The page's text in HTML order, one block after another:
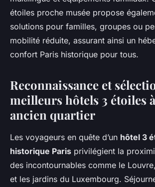
étoiles proche musée propose
solutions pour familles, groupes ou
mobilité réduite, assurant ainsi un
confort Paris historique pour tous.
Reconnaissance et
meilleurs hôtels 3 étoiles
ancien quartier
Les voyageurs en quête d’un hôtel 3
historique Paris privilégient la
des incontournables comme le
et les jardins du Luxembourg.